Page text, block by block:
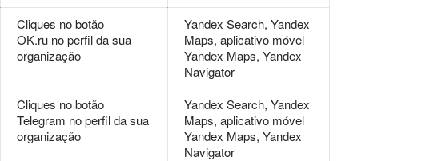
Cliques no botão
OK.ru no perfil da sua
organização
Yandex Search, Yandex
Maps, aplicativo móvel
Yandex Maps, Yandex
Navigator
Cliques no botão
Telegram no perfil da sua
organização
Yandex Search, Yandex
Maps, aplicativo móvel
Yandex Maps, Yandex
Navigator